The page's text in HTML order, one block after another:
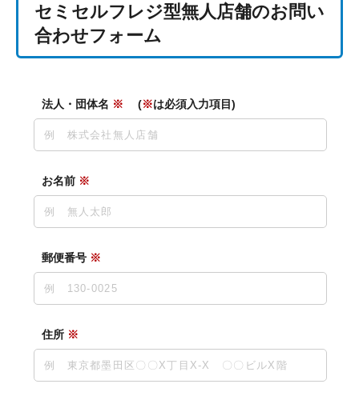
セミセルフレジ型無人店舗のお問い
合わせフォーム
法人・団体名 ※ (※は必須入力項目)
お名前 ※
郵便番号 ※
住所 ※